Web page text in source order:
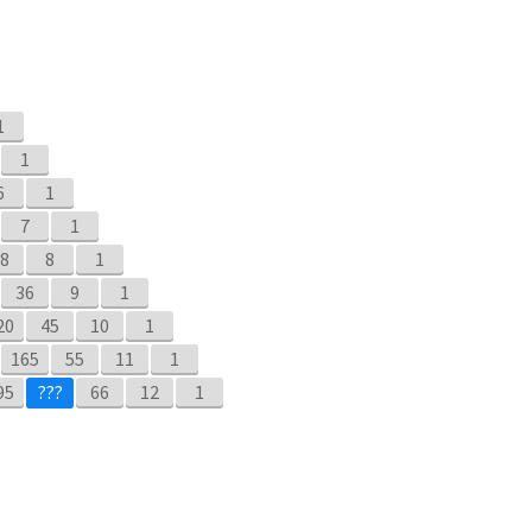
1
1
7
1
8
1
36 9
1
45 10
1
165 55 11
1
66 12 1